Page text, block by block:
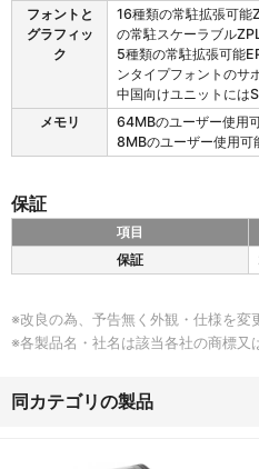
／
ラ
フ
ィ
シ
ン
体
フォントと
グラフィッ
ク
16種類の常駐拡張可能
の常駐スケーラブル
5種類の常駐拡張可能
ンタイプフォントのサ
中国向けユニットには
メモリ
64MBのユーザー使用
8MBのユーザー使用可
保証
D
2
1
の
証
項目
保証
※改良の為、予告無く外観・仕様を変
※各製品名・社名は該当各社の商標又
同カテゴリの製品